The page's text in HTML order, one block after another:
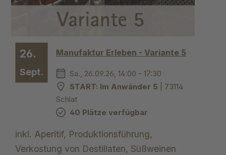
26.
Sept.
Manufaktur Erleben - Variante 5
Sa., 26.09.26, 14:00 - 17:30
START: Im Anwänder 5 | 73114
Schlat
40 Plätze verfügbar
inkl. Aperitif, Produktionsführung,
Verkostung von Destillaten, Süßweinen